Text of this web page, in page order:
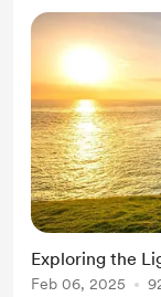
Exploring the
Feb 06, 2025